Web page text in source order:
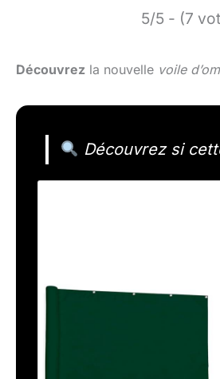
5/5 - (7
Découvrez la nouvelle voile
Découvrez si